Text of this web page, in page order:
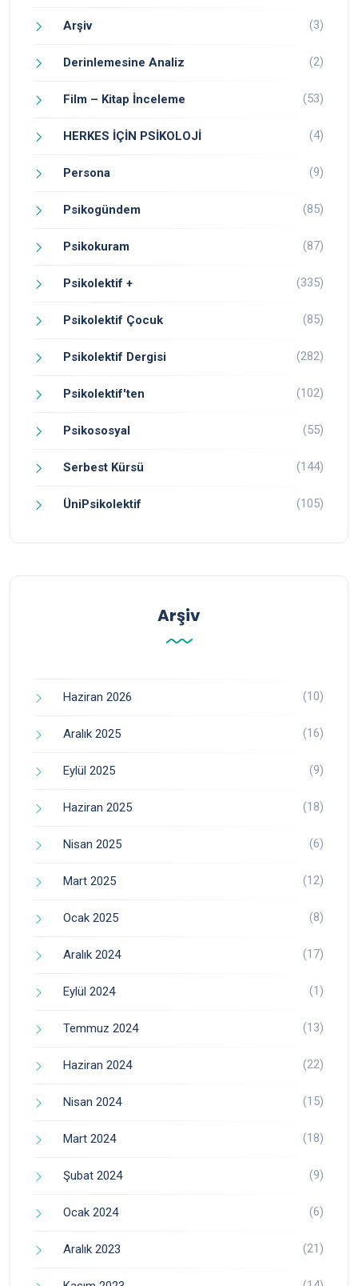
Arşiv (3)
Derinlemesine Analiz (2)
Film – Kitap İnceleme (53)
HERKES İÇİN PSİKOLOJİ (4)
Persona (9)
Psikogündem (85)
Psikokuram (87)
Psikolektif + (335)
Psikolektif Çocuk (85)
Psikolektif Dergisi (282)
Psikolektif'ten (102)
Psikososyal (55)
Serbest Kürsü (144)
ÜniPsikolektif (105)
Arşiv
Haziran 2026 (10)
Aralık 2025 (16)
Eylül 2025 (9)
Haziran 2025 (18)
Nisan 2025 (6)
Mart 2025 (12)
Ocak 2025 (8)
Aralık 2024 (17)
Eylül 2024 (1)
Temmuz 2024 (13)
Haziran 2024 (22)
Nisan 2024 (15)
Mart 2024 (18)
Şubat 2024 (9)
Ocak 2024 (6)
Aralık 2023 (21)